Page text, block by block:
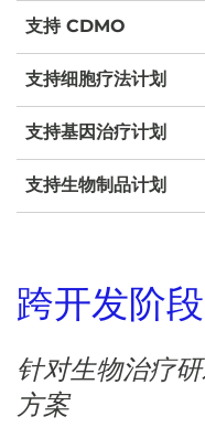
支持 CDMO
支持细胞疗法计划
支持基因治疗计划
支持生物制品计划
跨开发阶
针对生物治疗
方案